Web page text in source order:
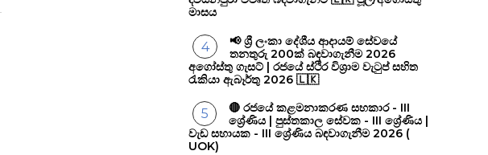
මාසය
📢 ශ්‍රී ලංකා දේශීය ආදායම් සේවයේ
තනතුරු 200ක් බඳවාගැනීම 2026
අගෝස්තු ගැසට් | රජයේ ස්ථිර විශ්‍රාම වැටුප් සහිත
රැකියා ඇබෑර්තු 2026 🇱🇰
🔴 රජයේ කළමනාකරණ සහකාර - III
ශ්‍රේණිය | පුස්තකාල සේවක - III ශ්‍රේණිය |
වැඩ සහායක - III ශ්‍රේණිය බඳවාගැනීම 2026 (
UOK)